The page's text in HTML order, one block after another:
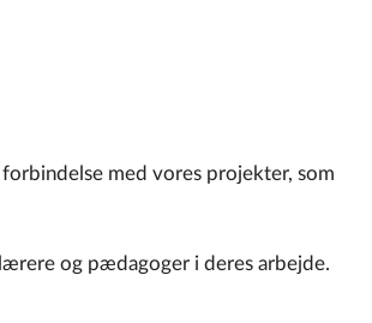
med vores projekter, som
og pædagoger i deres arbejde.